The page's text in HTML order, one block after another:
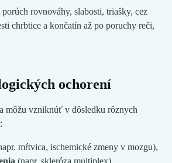
porúch rovnováhy, slabosti, triašky, cez
chrbtice a končatín až po poruchy reči,
ochorení
môžu vzniknúť v dôsledku rôznych
mŕtvica, ischemické zmeny v mozgu),